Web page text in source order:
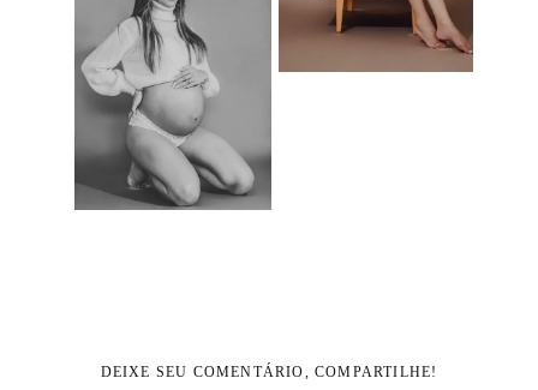
DEIXE SEU COMENTÁRIO, COMPARTILHE!